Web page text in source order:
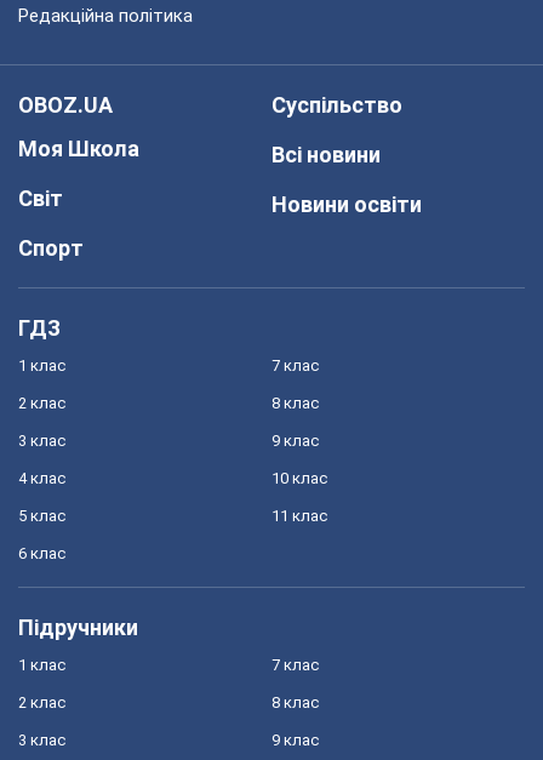
Редакційна політика
OBOZ.UA
Моя Школа
Світ
Спорт
Суспільство
Всі новини
Новини освіти
ГДЗ
1 клас
2 клас
3 клас
4 клас
5 клас
6 клас
7 клас
8 клас
9 клас
10 клас
11 клас
Підручники
1 клас
2 клас
3 клас
7 клас
8 клас
9 клас